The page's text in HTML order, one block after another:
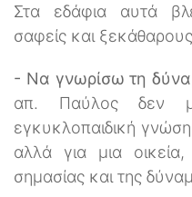
Στα εδάφια αυτά
σαφείς και
- Να γνωρίσω τη
απ. Παύλος δεν
εγκυκλοπαιδική
αλλά για μια
σημασίας και της